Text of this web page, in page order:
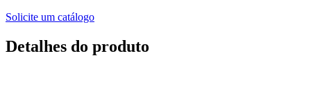
Solicite um catálogo
Detalhes do produto